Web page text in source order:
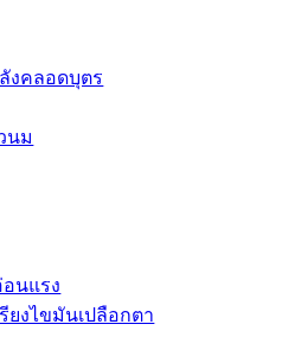
งคลอดบุตร
นม
นแรง
ยงไขมันเปลือกตา